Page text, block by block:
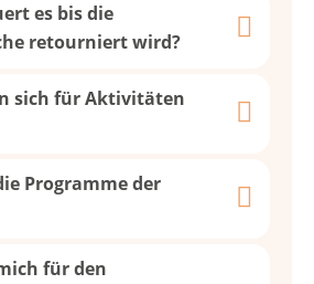
es bis die
retourniert wird?
sich für Aktivitäten
Programme der
für den